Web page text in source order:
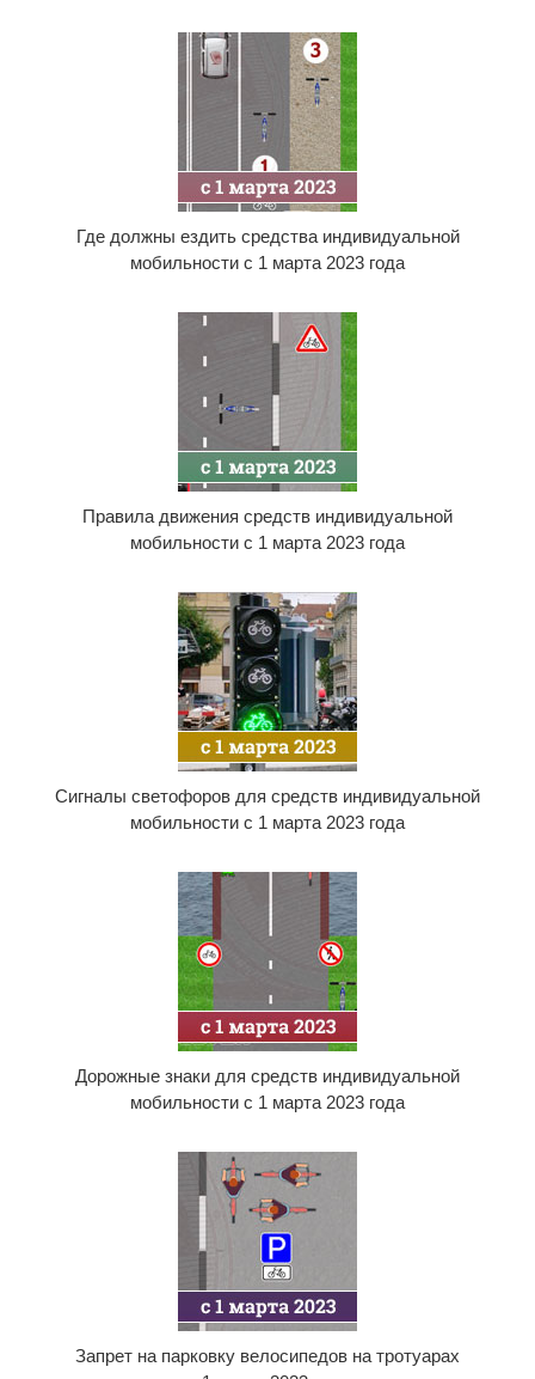
Где должны ездить средства индивидуальной
мобильности с 1 марта 2023 года
Правила движения средств индивидуальной
мобильности с 1 марта 2023 года
Сигналы светофоров для средств индивидуальной
мобильности с 1 марта 2023 года
Дорожные знаки для средств индивидуальной
мобильности с 1 марта 2023 года
Запрет на парковку велосипедов на тротуарах